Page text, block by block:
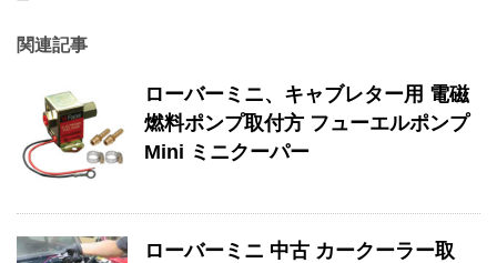
関連記事
ローバーミニ、キャブレター用 電磁
燃料ポンプ取付方 フューエルポンプ
Mini ミニクーパー
ローバーミニ 中古 カークーラー取